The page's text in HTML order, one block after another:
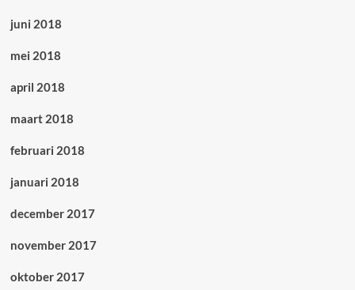
juni 2018
mei 2018
april 2018
maart 2018
februari 2018
januari 2018
december 2017
november 2017
oktober 2017